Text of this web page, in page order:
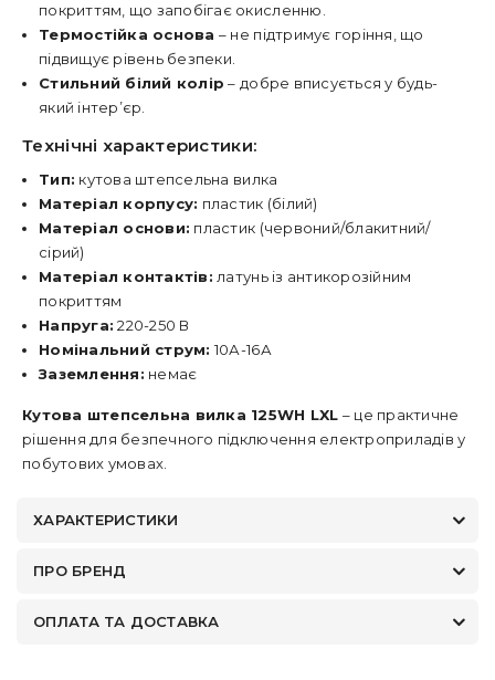
покриттям, що запобігає окисленню.
Термостійка основа – не підтримує горіння, що
підвищує рівень безпеки.
Стильний білий колір – добре вписується у будь-
який інтер’єр.
Технічні характеристики:
Тип: кутова штепсельна вилка
Матеріал корпусу: пластик (білий)
Матеріал основи: пластик (червоний/блакитний/
сірий)
Матеріал контактів: латунь із антикорозійним
покриттям
Напруга: 220-250 В
Номінальний струм: 10А-16А
Заземлення: немає
Кутова штепсельна вилка 125WH LXL – це практичне
рішення для безпечного підключення електроприладів у
побутових умовах.
ХАРАКТЕРИСТИКИ
ПРО БРЕНД
ОПЛАТА ТА ДОСТАВКА